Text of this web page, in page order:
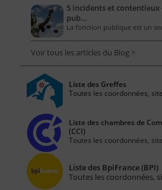
5 incidents et
pub…
La fonction publique est un
Voir tous les articles du Blog >
Liste des Greffes
Toutes les coordonnées,
Liste des chambres de
(CCI)
Toutes les coordonnées,
Liste des BpiFrance (BPI)
Toutes les coordonnées,